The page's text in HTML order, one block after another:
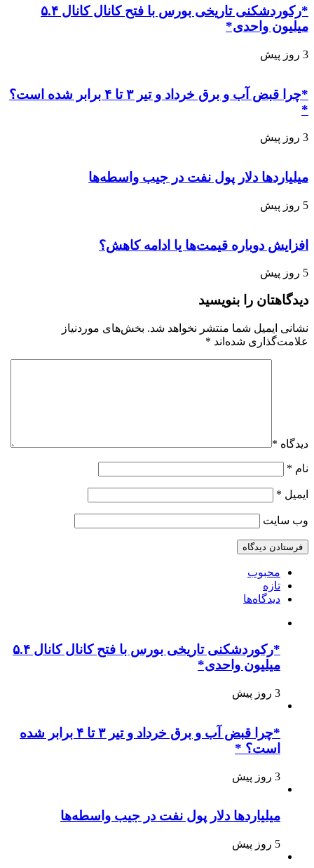
*رکوردشکنی تاریخی بورس با فتح کانال کانال ۵.۴
میلیون واحدی*
3 روز پیش
*چرا قبض آب و برق خرداد و تیر ۳ تا ۴ برابر شده است؟
*
3 روز پیش
میلیاردها دلار پول نفت در جیب واسطه‌ها
5 روز پیش
افزایش دوباره قیمت‌ها یا ادامه کاهش؟
5 روز پیش
دیدگاهتان را بنویسید
نشانی ایمیل شما منتشر نخواهد شد. بخش‌های موردنیاز
علامت‌گذاری شده‌اند *
دیدگاه *
نام *
ایمیل *
وب‌ سایت
محبوب
تازه
دیدگاه‌ها
*رکوردشکنی تاریخی بورس با فتح کانال کانال ۵.۴
میلیون واحدی*
3 روز پیش
*چرا قبض آب و برق خرداد و تیر ۳ تا ۴ برابر شده
است؟ *
3 روز پیش
میلیاردها دلار پول نفت در جیب واسطه‌ها
5 روز پیش